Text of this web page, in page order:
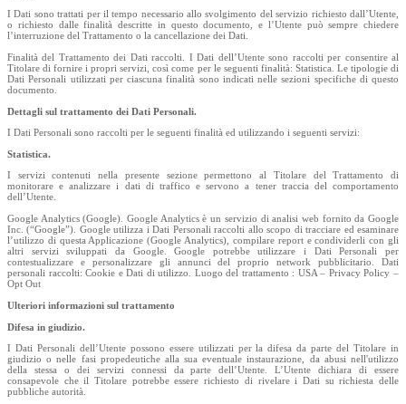
I Dati sono trattati per il tempo necessario allo svolgimento del servizio richiesto dall’Utente,
o richiesto dalle finalità descritte in questo documento, e l’Utente può sempre chiedere
l’interruzione del Trattamento o la cancellazione dei Dati.
Finalità del Trattamento dei Dati raccolti. I Dati dell’Utente sono raccolti per consentire al
Titolare di fornire i propri servizi, così come per le seguenti finalità: Statistica. Le tipologie di
Dati Personali utilizzati per ciascuna finalità sono indicati nelle sezioni specifiche di questo
documento.
Dettagli sul trattamento dei Dati Personali.
I Dati Personali sono raccolti per le seguenti finalità ed utilizzando i seguenti servizi:
Statistica.
I servizi contenuti nella presente sezione permettono al Titolare del Trattamento di
monitorare e analizzare i dati di traffico e servono a tener traccia del comportamento
dell’Utente.
Google Analytics (Google). Google Analytics è un servizio di analisi web fornito da Google
Inc. (“Google”). Google utilizza i Dati Personali raccolti allo scopo di tracciare ed esaminare
l’utilizzo di questa Applicazione (Google Analytics), compilare report e condividerli con gli
altri servizi sviluppati da Google. Google potrebbe utilizzare i Dati Personali per
contestualizzare e personalizzare gli annunci del proprio network pubblicitario. Dati
personali raccolti: Cookie e Dati di utilizzo. Luogo del trattamento : USA – Privacy Policy –
Opt Out
Ulteriori informazioni sul trattamento
Difesa in giudizio.
I Dati Personali dell’Utente possono essere utilizzati per la difesa da parte del Titolare in
giudizio o nelle fasi propedeutiche alla sua eventuale instaurazione, da abusi nell'utilizzo
della stessa o dei servizi connessi da parte dell’Utente. L’Utente dichiara di essere
consapevole che il Titolare potrebbe essere richiesto di rivelare i Dati su richiesta delle
pubbliche autorità.